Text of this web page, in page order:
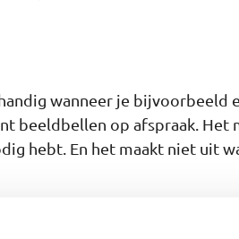
wanneer je bijvoorbeeld
beeldbellen op afspraak. Het
hebt. En het maakt niet uit